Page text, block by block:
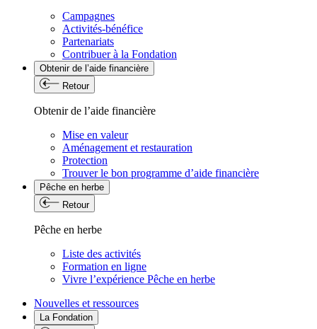
Campagnes
Activités-bénéfice
Partenariats
Contribuer à la Fondation
Obtenir de l’aide financière
Retour
Obtenir de l’aide financière
Mise en valeur
Aménagement et restauration
Protection
Trouver le bon programme d’aide financière
Pêche en herbe
Retour
Pêche en herbe
Liste des activités
Formation en ligne
Vivre l’expérience Pêche en herbe
Nouvelles et ressources
La Fondation